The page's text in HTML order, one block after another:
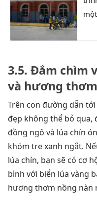
3.5. Đắm chìm
và hương
Trên con đường dẫn
đẹp không thể bỏ qua,
đồng ngô và lúa chín
khóm tre xanh ngắt.
lúa chín, bạn sẽ có cơ
bình với biển lúa vàng
hương thơm nồng nàn